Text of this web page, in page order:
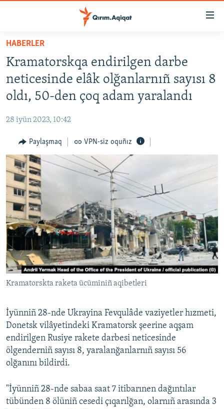
Esas
qaytmaq
Baş
navigatsiyağa
qaytmaq
Qıdıruvğa
qaytmaq
İQTİSADİYAT
MEDENİYET
İNSAN AQLARI
VİDEO
SÜRET
BLOGLAR
FİKİR
Русский
Українською
QOŞULIÑIZ!
RFE/RS bütün saytları
HABERLER
Kramatorskqa endirilgen darbe
neticesinde elâk olğanlarnıñ sayısı 8
oldı, 50-den çoq adam yaralandı
28 iyün 2023, 10:42
Paylaşmaq VPN-siz oquñız
Kramatorskta raketa ücüminiñ aqibetleri
İyünniñ 28-nde Ukrayina Fevqulâde vaziyetler hızmeti,
Donetsk vilâyetindeki Kramatorsk şeerine aqşam
endirilgen Rusiye rakete darbesi neticesinde
ölgenderniñ sayısı 8, yaralanğanlarnıñ sayısı 56
olğanını bildirdi.
"İyünniñ 28-nde sabaa saat 7 itibarınen dağıntılar
tübünden 8 ölüniñ cesedi çıqarılğan, olarnıñ arasında 3